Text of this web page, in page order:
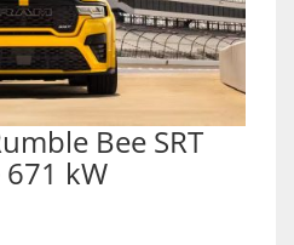
Bee SRT
kW